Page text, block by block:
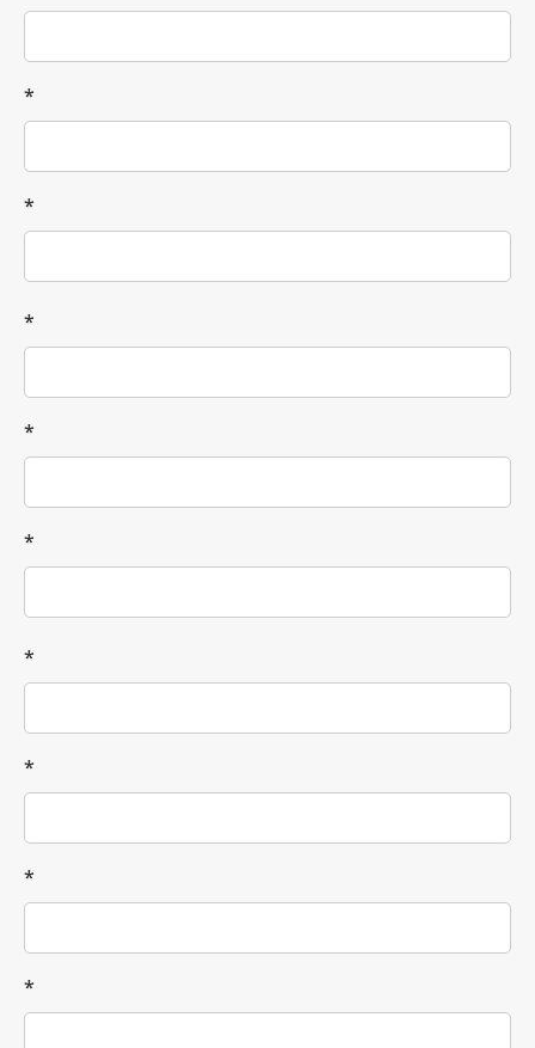
*
*
*
*
*
*
*
*
*